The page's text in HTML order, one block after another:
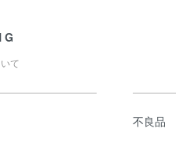
て
不良品